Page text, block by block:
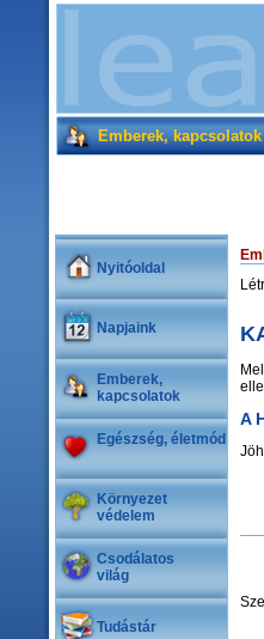
Emberek, kapcsolatok
Nyitóoldal
Napjaink
Emberek,
kapcsolatok
Egészség, életmód
Környezet
védelem
Csodálatos
világ
Tudástár
A